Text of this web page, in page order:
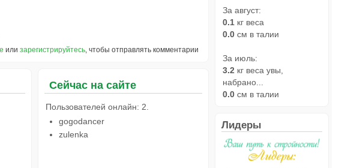
или зарегистрируйтесь, чтобы отправлять комментарии
Сейчас на сайте
Пользователей онлайн: 2.
gogodancer
zulenka
За август:
0.1 кг веса
0.0 см в талии
За июль:
3.2 кг веса увы,
набрано...
0.0 см в талии
Лидеры